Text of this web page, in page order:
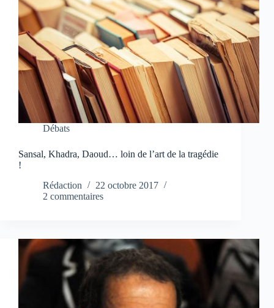
Débats
Sansal, Khadra, Daoud… loin de l’art de la tragédie
!
Rédaction
22 octobre 2017
2 commentaires